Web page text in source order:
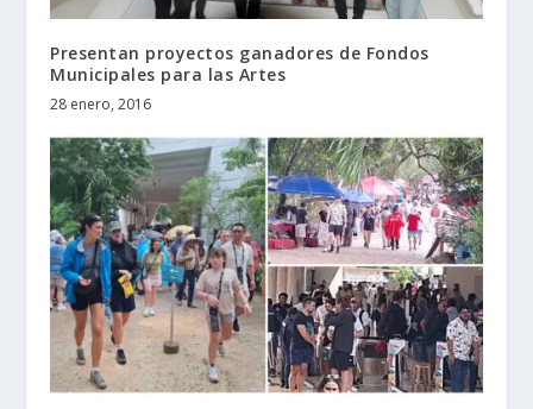
Presentan proyectos ganadores de Fondos
Municipales para las Artes
28 enero, 2016